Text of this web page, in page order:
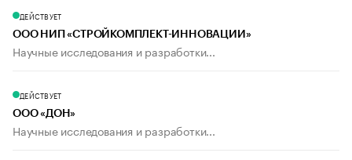
ДЕЙСТВУЕТ
ООО НИП «СТРОЙКОМПЛЕКТ-ИННОВАЦИИ»
Научные исследования и разработки...
ДЕЙСТВУЕТ
ООО «ДОН»
Научные исследования и разработки...